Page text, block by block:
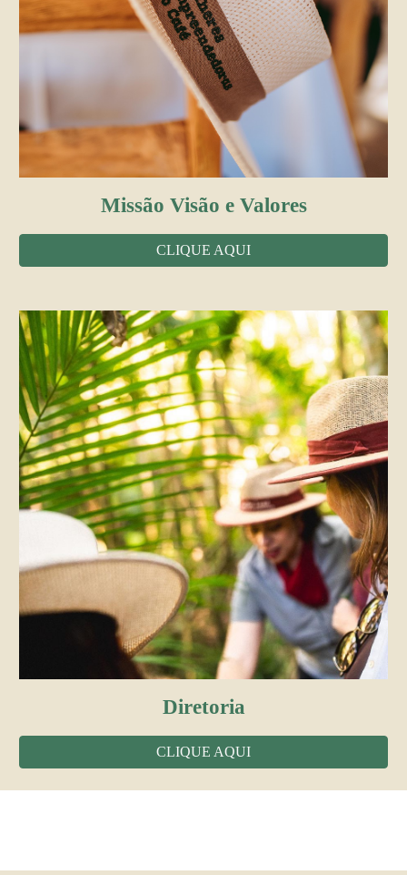
Missão Visão e Valores
CLIQUE AQUI
Diretoria
CLIQUE AQUI